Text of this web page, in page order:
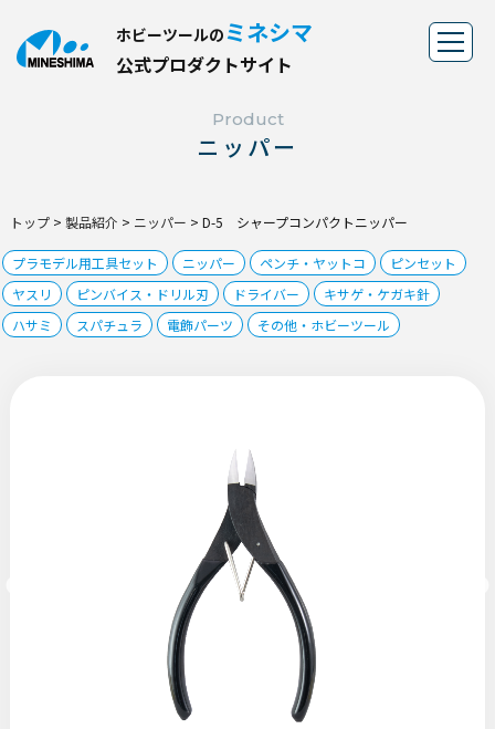
ホビーツールの ミネシマ
公式プロダク トサイ ト
Product
ニッパー
トップ> 製品紹介 > ニッパー > D-5 シャープコンパクトニッパー
プラモデル用工具セット ニッパー ペンチ・ヤットコ
ピンセット
ヤスリ
ピンバイス・ドリル刃 ドライバー
キサゲ・ケガキ針
ハサミ
スパチュラ 電飾パーツ その他・ホビーツール